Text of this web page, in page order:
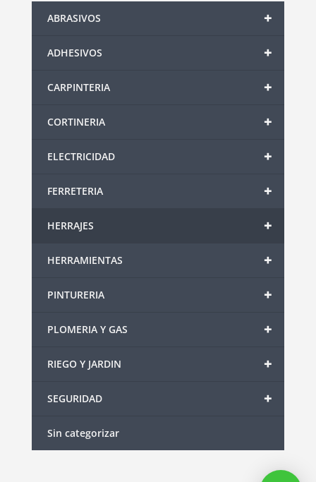
+
ABRASIVOS
+
ADHESIVOS
+
CARPINTERIA
+
CORTINERIA
+
ELECTRICIDAD
+
FERRETERIA
+
HERRAJES
+
HERRAMIENTAS
+
PINTURERIA
+
PLOMERIA Y GAS
+
RIEGO Y JARDIN
+
SEGURIDAD
Sin categorizar